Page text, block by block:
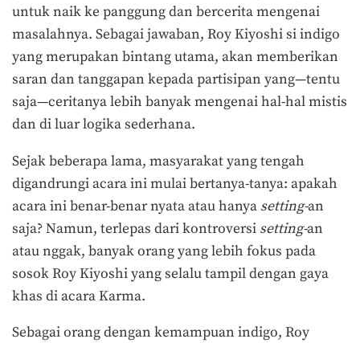
untuk naik ke panggung dan bercerita mengenai
masalahnya. Sebagai jawaban, Roy Kiyoshi si indigo
yang merupakan bintang utama, akan memberikan
saran dan tanggapan kepada partisipan yang—tentu
saja—ceritanya lebih banyak mengenai hal-hal mistis
dan di luar logika sederhana.
Sejak beberapa lama, masyarakat yang tengah
digandrungi acara ini mulai bertanya-tanya: apakah
acara ini benar-benar nyata atau hanya setting-an
saja? Namun, terlepas dari kontroversi setting-an
atau nggak, banyak orang yang lebih fokus pada
sosok Roy Kiyoshi yang selalu tampil dengan gaya
khas di acara Karma.
Sebagai orang dengan kemampuan indigo, Roy